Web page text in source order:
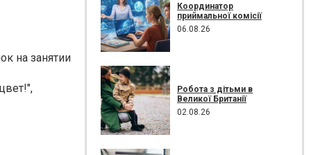
на занятии
Координатор
приймальної комісії
06.08.26
Робота з дітьми в
Великої Британії
02.08.26